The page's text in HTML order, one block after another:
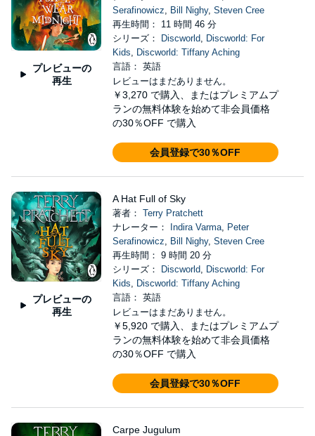
プレビューの
再生
Serafinowicz, Bill Nighy, Steven Cree
再生時間： 11 時間 46 分
シリーズ：
Discworld, Discworld: For
Kids, Discworld: Tiffany Aching
言語： 英語
レビューはまだありません。
￥3,270 で購入、またはプレミアムプ
ランの無料体験を始めて非会員価格
の30％OFF で購入
会員登録で30％OFF
プレビューの
再生
A Hat Full of Sky
著者： Terry Pratchett
ナレーター：
Indira Varma, Peter
Serafinowicz, Bill Nighy, Steven Cree
再生時間： 9 時間 20 分
シリーズ：
Discworld, Discworld: For
Kids, Discworld: Tiffany Aching
言語： 英語
レビューはまだありません。
￥5,920 で購入、またはプレミアムプ
ランの無料体験を始めて非会員価格
の30％OFF で購入
会員登録で30％OFF
Carpe Jugulum